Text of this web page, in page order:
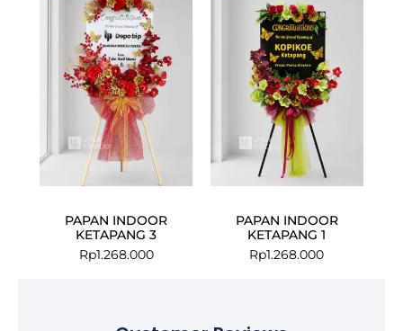
PAPAN INDOOR
KETAPANG 3
Rp1.268.000
PAPAN INDOOR
KETAPANG 1
Rp1.268.000